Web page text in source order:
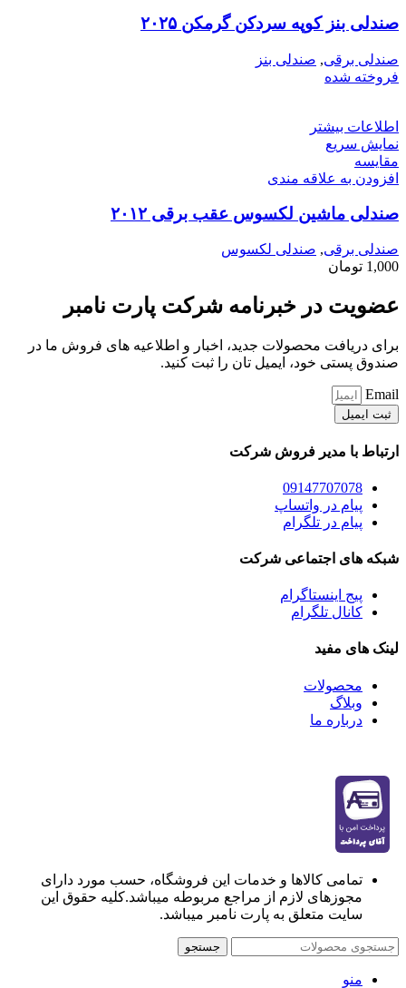
صندلی بنز کوپه سردکن گرمکن ۲۰۲۵
صندلی برقی, صندلی بنز
فروخته شده
اطلاعات بیشتر
نمایش سریع
مقايسه
افزودن به علاقه مندی
صندلی ماشین لکسوس عقب برقی ۲۰۱۲
صندلی برقی, صندلی لکسوس
1,000 تومان
عضویت در خبرنامه شرکت پارت نامبر
برای دریافت محصولات جدید، اخبار و اطلاعیه های فروش ما در
صندوق پستی خود، ایمیل تان را ثبت کنید.
Email
ثبت ایمیل
ارتباط با مدیر فروش شرکت
09147707078
پیام در واتساپ
پیام در تلگرام
شبکه های اجتماعی شرکت
پیج اینستاگرام
کانال تلگرام
لینک های مفید
محصولات
وبلاگ
درباره ما
تمامی کالاها و خدمات این فروشگاه، حسب مورد دارای
مجوزهای لازم از مراجع مربوطه میباشد.کلیه حقوق این
سایت متعلق به پارت نامبر میباشد.
جستجو
منو